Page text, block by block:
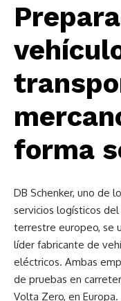
forma
DB Schenker, uno de
servicios logísticos
terrestre europeo, se
líder fabricante de
eléctricos. Ambas
de pruebas en
Volta Zero, en Europa.